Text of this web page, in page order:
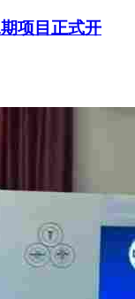
项目正式开